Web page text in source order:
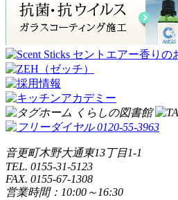
音更町木野大通東13丁目1-1
TEL. 0155-31-5123
FAX. 0155-67-1308
営業時間：10:00～16:30